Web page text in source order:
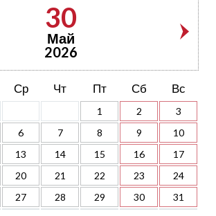
30
Май
2026
Ср Чт Пт Сб Вс
1 2
3
6 7 8 9
10
13 14 15 16
17
20 21 22 23
24
27 28 29 30 31